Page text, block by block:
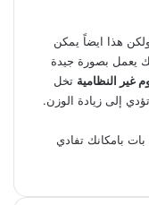
هذا ايضاً يمكن
يعمل بصورة جيدة
غير النظامية تخل
إلى زيادة الوزن.
بامكانك تفادي